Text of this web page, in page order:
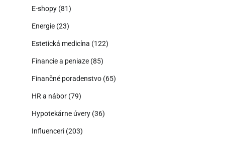
E-shopy (81)
Energie (23)
Estetická medicína (122)
Financie a peniaze (85)
Finančné poradenstvo (65)
HR a nábor (79)
Hypotekárne úvery (36)
Influenceri (203)